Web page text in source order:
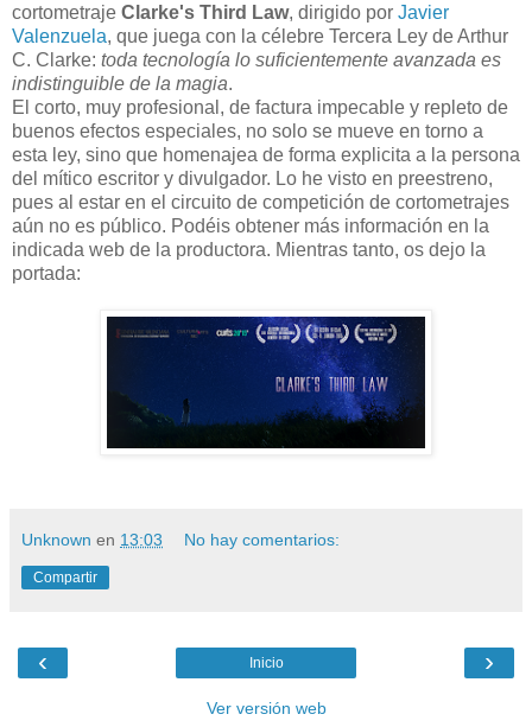
cortometraje Clarke's Third Law, dirigido por Javier
Valenzuela, que juega con la célebre Tercera Ley de Arthur
C. Clarke: toda tecnología lo suficientemente avanzada es
indistinguible de la magia.
El corto, muy profesional, de factura impecable y repleto de
buenos efectos especiales, no solo se mueve en torno a
esta ley, sino que homenajea de forma explicita a la persona
del mítico escritor y divulgador. Lo he visto en preestreno,
pues al estar en el circuito de competición de cortometrajes
aún no es público. Podéis obtener más información en la
indicada web de la productora. Mientras tanto, os dejo la
portada:
Unknown en 13:03 No hay comentarios:
Compartir
‹ ›
Inicio
Ver versión web